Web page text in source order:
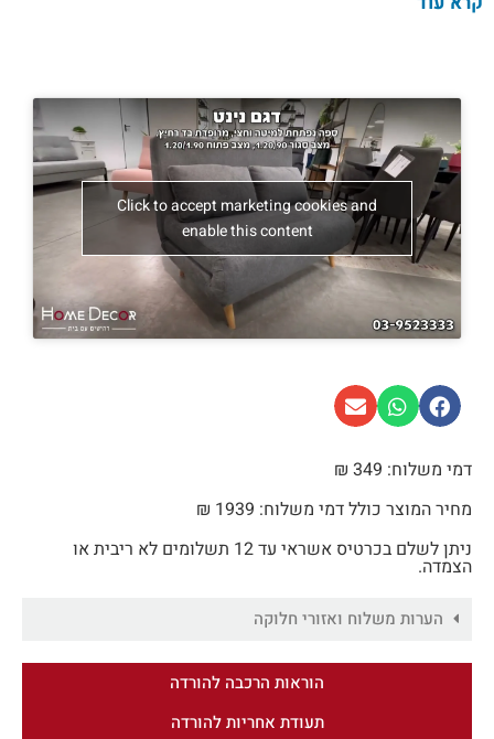
Click to accept marketing cookies and
enable this content
דמי משלוח: 349 ₪
מחיר המוצר כולל דמי משלוח: 1939 ₪
ניתן לשלם בכרטיס אשראי עד 12 תשלומים לא ריבית או
הצמדה.
הערות משלוח ואזורי חלוקה
הוראות הרכבה להורדה
תעודת אחריות להורדה